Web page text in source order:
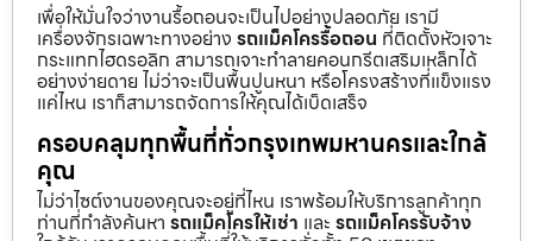
เพื่อให้มั่นใจว่างานรื้อถอนจะเป็นไปอย่างปลอดภัย เรามี
เครื่องจักรเฉพาะทางอย่าง รถแม็คโครรื้อถอน ที่ติดตั้งหัวเจาะ
กระแทกไฮดรอลิก สามารถเจาะทำลายคอนกรีตเสริมเหล็กได้
อย่างง่ายดาย ไม่ว่าจะเป็นพื้นปูนหนา หรือโครงสร้างที่แข็งแรง
แค่ไหน เราก็สามารถจัดการให้คุณได้เบ็ดเสร็จ
ครอบคลุมทุกพื้นที่ทั่วกรุงเทพมหานครและใกล้
คุณ
ไม่ว่าไซต์งานของคุณจะอยู่ที่ไหน เราพร้อมให้บริการลูกค้าทุก
ท่านที่กำลังค้นหา รถแม็คโครให้เช่า และ รถแม็คโครรับจ้าง